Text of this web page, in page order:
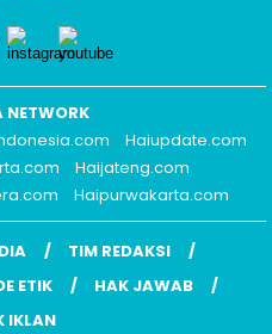
NETWORK
Haiupdate.com
Haijateng.com
Haipurwakarta.com
TIM REDAKSI
ETIK
HAK JAWAB
IKLAN